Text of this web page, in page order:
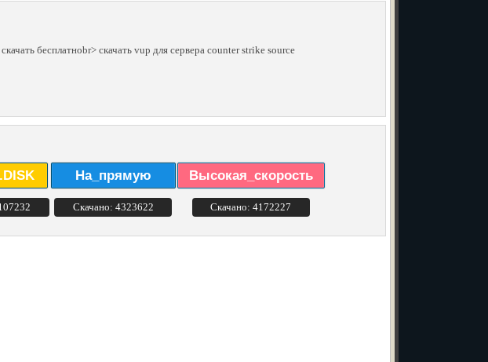
бесплатноbr> скачать vup для сервера counter strike source
На_прямую
Скачано: 4323622
Высокая_скорость
Скачано: 4172227